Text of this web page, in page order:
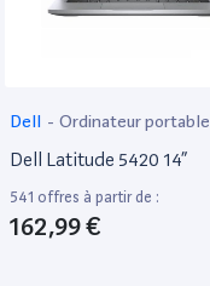
Dell - Ordinateur portable
Dell Latitude 5420 14”
541 offres à partir de :
162,99 €